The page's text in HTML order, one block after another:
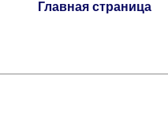
Главная страница